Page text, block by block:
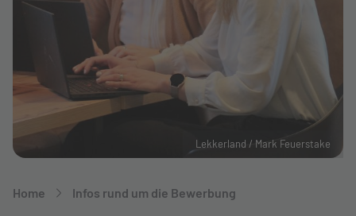
Lekkerland / Mark Feuerstake
Breadcrumb-Navigation
Home Infos rund um die Bewerbung